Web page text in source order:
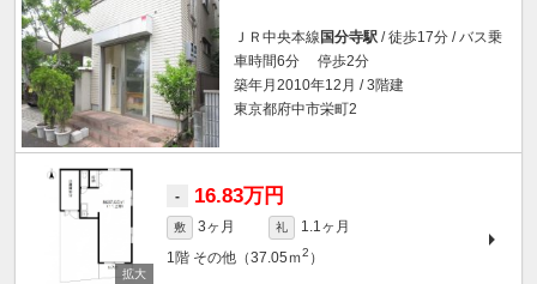
ＪＲ中央本線国分寺駅 / 徒歩17分 / バス乗
車時間6分 停歩2分
築年月2010年12月 / 3階建
東京都府中市栄町2
- 16.83万円
敷 3ヶ月 礼
1.1ヶ月
1階 その他（37.05ｍ2 ）